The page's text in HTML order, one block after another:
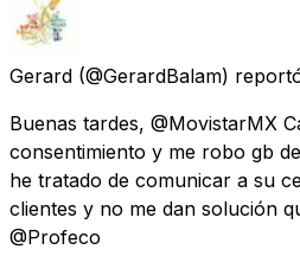
Gerard (@GerardBalam)
Buenas tardes, @MovistarMX
consentimiento y me robo gb
he tratado de comunicar a su
clientes y no me dan solución
@Profeco